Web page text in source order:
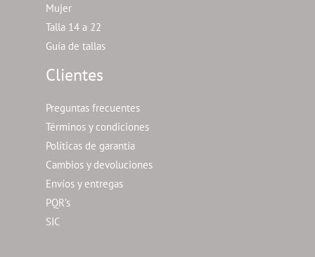
Mujer
Talla 14 a 22
Guía de tallas
Clientes
Preguntas frecuentes
Términos y condiciones
Políticas de garantía
Cambios y devoluciones
Envíos y entregas
PQR’s
SIC